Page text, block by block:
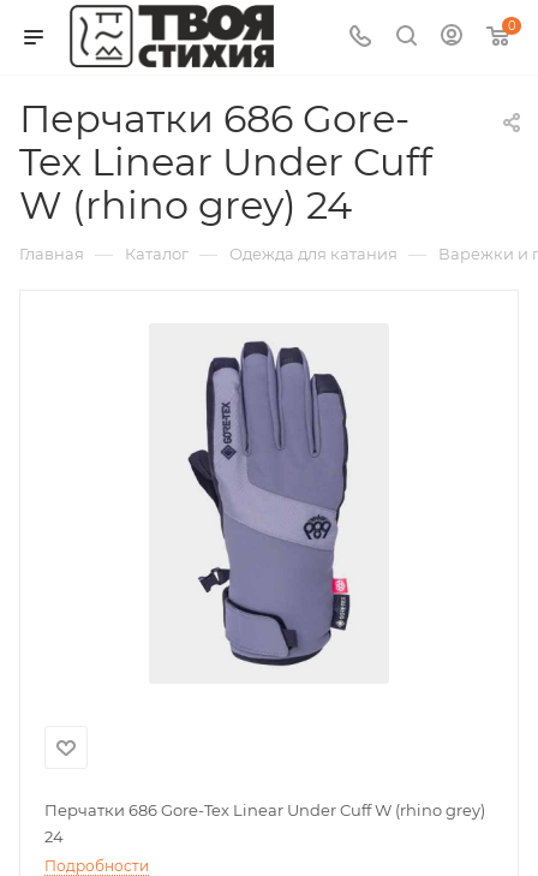
0
Перчатки 686 Gore-
Tex Linear Under Cuff
W (rhino grey) 24
Главная — Каталог — Одежда для катания — Варежки и
Перчатки 686 Gore-Tex Linear Under Cuff W (rhino grey)
24
Подробности